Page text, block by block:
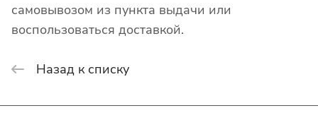
самовывозом из пункта выдачи или
воспользоваться доставкой.
Назад к списку